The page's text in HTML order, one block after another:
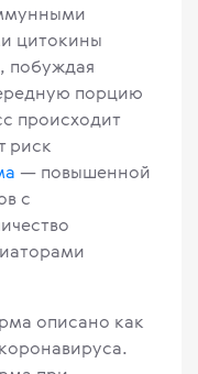
цитокины
побуждая
порцию
происходит
риск
— повышенной
с
описано как